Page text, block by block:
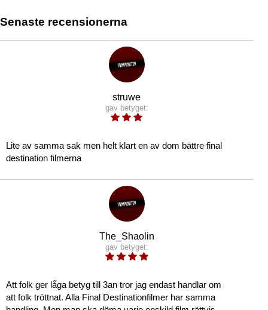
Senaste recensionerna
struwe
gav betyget:
Lite av samma sak men helt klart en av dom bättre final
destination filmerna
The_Shaolin
gav betyget:
Att folk ger låga betyg till 3an tror jag endast handlar om
att folk tröttnat. Alla Final Destinationfilmer har samma